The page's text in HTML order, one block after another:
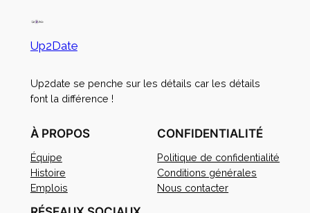
Up2Date
Up2date se penche sur les détails car les détails
font la différence !
À PROPOS
Équipe
Histoire
Emplois
CONFIDENTIALITÉ
Politique de confidentialité
Conditions générales
Nous contacter